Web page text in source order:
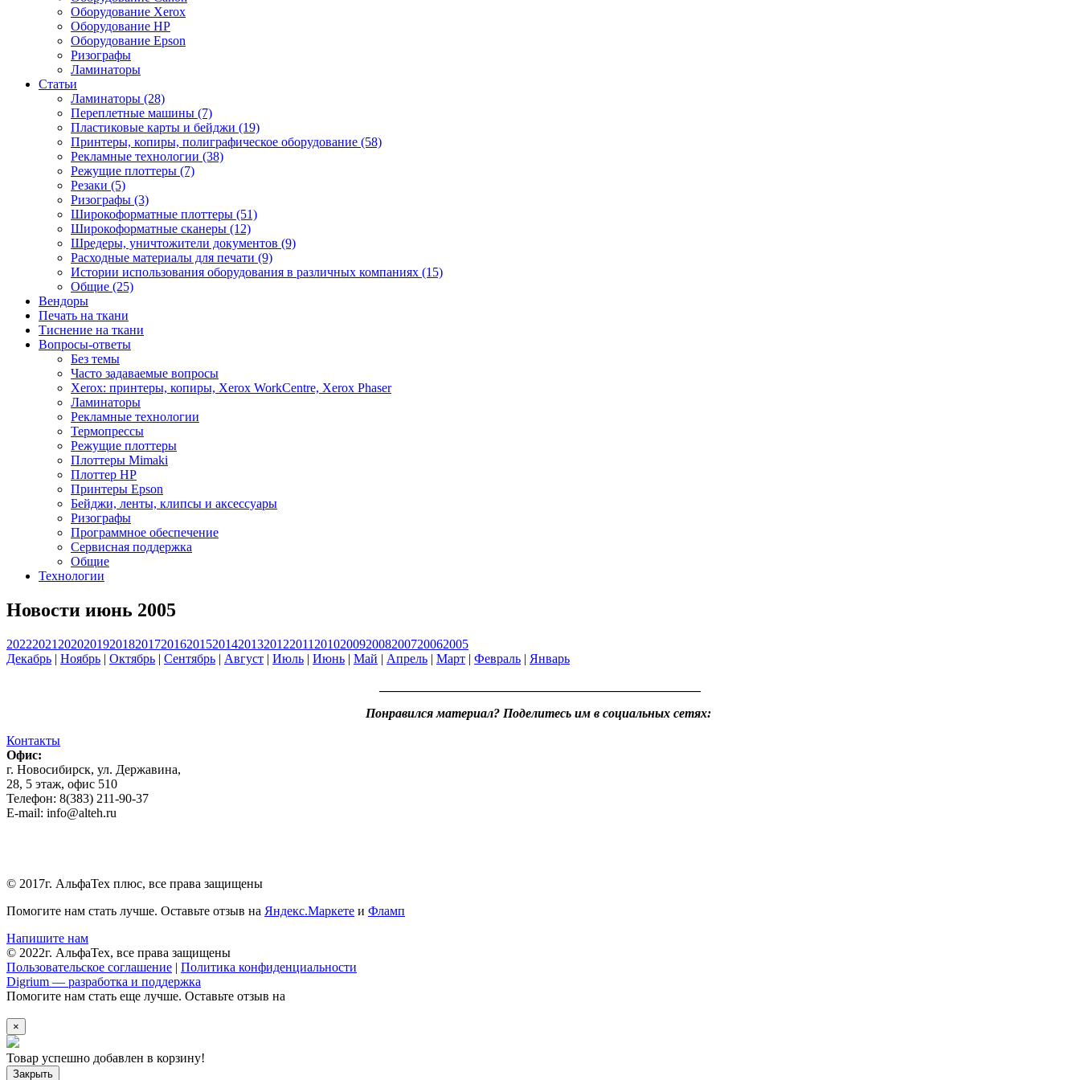
Оборудование Xerox
Оборудование HP
Оборудование Epson
Ризографы
Ламинаторы
Статьи
Ламинаторы (28)
Переплетные машины (7)
Пластиковые карты и бейджи (19)
Принтеры, копиры, полиграфическое оборудование (58)
Рекламные технологии (38)
Режущие плоттеры (7)
Резаки (5)
Ризографы (3)
Широкоформатные плоттеры (51)
Широкоформатные сканеры (12)
Шредеры, уничтожители документов (9)
Расходные материалы для печати (9)
Истории использования оборудования в различных компаниях (15)
Общие (25)
Вендоры
Печать на ткани
Тиснение на ткани
Вопросы-ответы
Без темы
Часто задаваемые вопросы
Xerox: принтеры, копиры, Xerox WorkCentre, Xerox Phaser
Ламинаторы
Рекламные технологии
Термопрессы
Режущие плоттеры
Плоттеры Mimaki
Плоттер HP
Принтеры Epson
Бейджи, ленты, клипсы и аксессуары
Ризографы
Программное обеспечение
Сервисная поддержка
Общие
Технологии
Новости июнь 2005
20222021 2020201920182017201620152014201320122011 201020092008200720062005
Декабрь | Ноябрь | Октябрь | Сентябрь | Август | Июль | Июнь | Май | Апрель | Март | Февраль | Январь
Понравился материал? Поделитесь им в социальных сетях:
Контакты
Офис:
г. Новосибирск, ул. Державина,
28, 5 этаж, офис 510
Телефон: 8(383) 211-90-37
E-mail: info@alteh.ru
© 2017г. АльфаТех плюс, все права защищены
Помогите нам стать лучше. Оставьте отзыв на Яндекс.Маркете и Фламп
Напишите нам
© 2022г. АльфаТех, все права защищены
Пользовательское соглашение | Политика конфиденциальности
Digrium — разработка и поддержка
Помогите нам стать еще лучше. Оставьте отзыв на
×
Товар успешно добавлен в корзину!